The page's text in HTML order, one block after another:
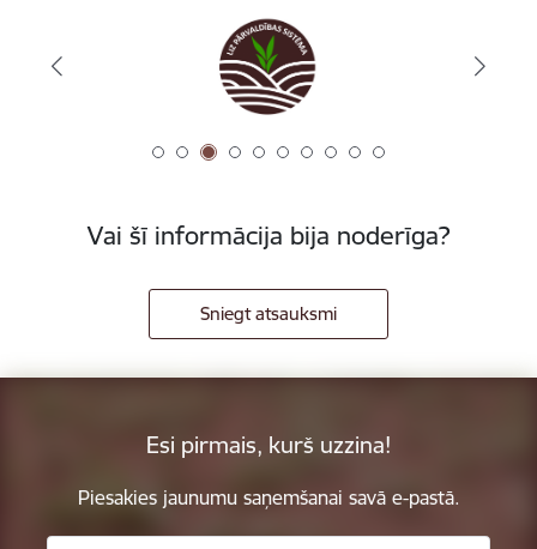
Vai šī informācija bija noderīga?
Sniegt atsauksmi
Esi pirmais, kurš uzzina!
Piesakies jaunumu saņemšanai savā e-pastā.